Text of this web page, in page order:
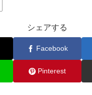
シェアする
Facebook
Pinterest